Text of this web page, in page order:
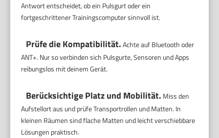
Antwort entscheidet, ob ein Pulsgurt oder ein
fortgeschrittener Trainingscomputer sinnvoll ist.
Prüfe die Kompatibilität.Achte auf Bluetooth oder
ANT+. Nur so verbinden sich Pulsgurte, Sensoren und Apps
reibungslos mit deinem Gerät.
Berücksichtige Platz und Mobilität. Miss den
Aufstellort aus und prüfe Transportrollen und Matten. In
kleinen Räumen sind flache Matten und leicht verschiebbare
Lösungen praktisch.